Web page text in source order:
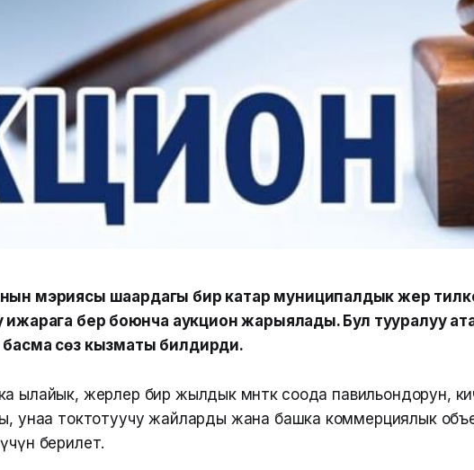
мэриясы шаардагы бир катар муниципалдык жер
берүү боюнча аукцион жарыялады. Бул тууралуу
сөз кызматы билдирди.
ылайык, жерлер бир жылдык мөөнөткө соода павильондорун,
унаа токтотуучу жайларды жана башка коммерциялык
берилет.